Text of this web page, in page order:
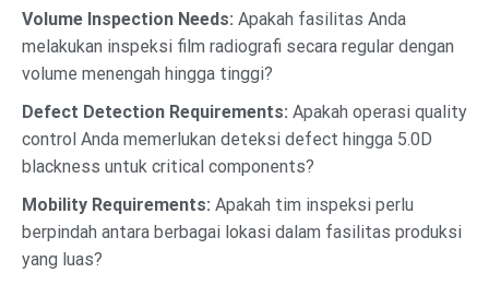
Volume Inspection Needs: Apakah fasilitas Anda
melakukan inspeksi film radiografi secara regular dengan
volume menengah hingga tinggi?
Defect Detection Requirements: Apakah operasi quality
control Anda memerlukan deteksi defect hingga 5.0D
blackness untuk critical components?
Mobility Requirements: Apakah tim inspeksi perlu
berpindah antara berbagai lokasi dalam fasilitas produksi
yang luas?